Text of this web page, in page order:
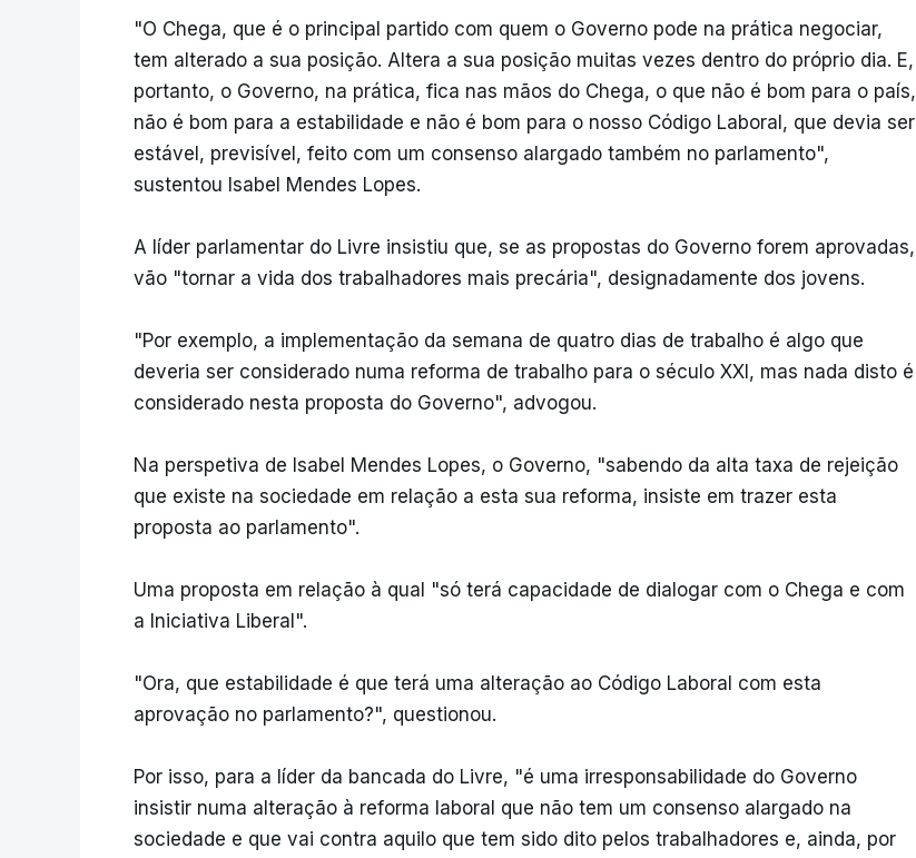
"O Chega, que é o principal partido com quem o Governo pode na prática negociar,
tem alterado a sua posição. Altera a sua posição muitas vezes dentro do próprio dia. E,
portanto, o Governo, na prática, fica nas mãos do Chega, o que não é bom para o país,
não é bom para a estabilidade e não é bom para o nosso Código Laboral, que devia ser
estável, previsível, feito com um consenso alargado também no parlamento",
sustentou Isabel Mendes Lopes.
A líder parlamentar do Livre insistiu que, se as propostas do Governo forem aprovadas,
vão "tornar a vida dos trabalhadores mais precária", designadamente dos jovens.
"Por exemplo, a implementação da semana de quatro dias de trabalho é algo que
deveria ser considerado numa reforma de trabalho para o século XXI, mas nada disto é
considerado nesta proposta do Governo", advogou.
Na perspetiva de Isabel Mendes Lopes, o Governo, "sabendo da alta taxa de rejeição
que existe na sociedade em relação a esta sua reforma, insiste em trazer esta
proposta ao parlamento".
Uma proposta em relação à qual "só terá capacidade de dialogar com o Chega e com
a Iniciativa Liberal".
"Ora, que estabilidade é que terá uma alteração ao Código Laboral com esta
aprovação no parlamento?", questionou.
Por isso, para a líder da bancada do Livre, "é uma irresponsabilidade do Governo
insistir numa alteração à reforma laboral que não tem um consenso alargado na
sociedade e que vai contra aquilo que tem sido dito pelos trabalhadores e, ainda, por